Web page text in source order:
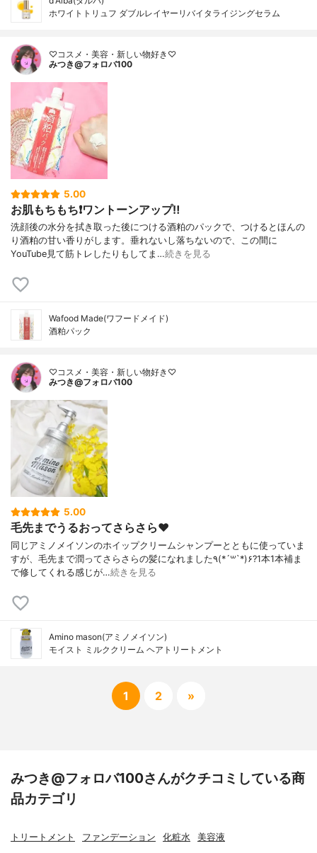
ホワイトトリュフ ダブルレイヤーリバイタライジングセラム
♡コスメ・美容・新しい物好き♡
みつき@フォロバ100
5.00
お肌もちもち❗ワントーンアップ‼️
洗顔後の水分を拭き取った後につける酒粕のパックで、つけるとほんの
り酒粕の甘い香りがします。垂れないし落ちないので、この間に
YouTube見て筋トレしたりもしてま…続きを見る
Wafood Made(ワフードメイド)
酒粕パック
♡コスメ・美容・新しい物好き♡
みつき@フォロバ100
5.00
毛先までうるおってさらさら❤️
同じアミノメイソンのホイップクリームシャンプーとともに使っていま
すが、毛先まで潤ってさらさらの髪になれました٩(*´꒳`*)۶?1本1本補ま
で修してくれる感じが…続きを見る
Amino mason(アミノメイソン)
モイスト ミルククリーム ヘアトリートメント
1 2 »
みつき@フォロバ100さんがクチコミしている商
品カテゴリ
トリートメント ファンデーション 化粧水 美容液